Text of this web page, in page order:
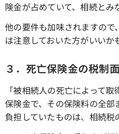
険金が占めていて、相続とみ
他の要件も加味されますので
は注意しておいた方がいいか
３．死亡保険金の税制
「被相続人の死亡によって
保険金で、その保険料の全
負担していたものは、相続税